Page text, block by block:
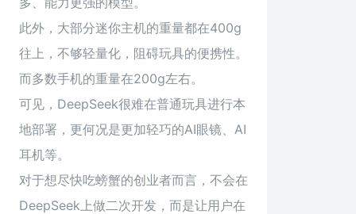
此外，大部分迷你主机的重量都在400g
往上，不够轻量化，阻碍玩具的便携性。
而多数手机的重量在200g左右。
可见，DeepSeek很难在普通玩具进行本
地部署，更何况是更加轻巧的AI眼镜、AI
耳机等。
对于想尽快吃螃蟹的创业者而言，不会在
DeepSeek上做二次开发，而是让用户在